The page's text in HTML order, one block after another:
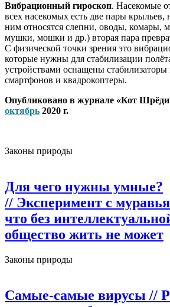
Вибрационный гироскоп. Насекомые
всех насекомых есть две пары
ним относятся слепни, оводы, комары,
мушки, мошки и др.) вторая пара
С физической точки зрения это
которые нужны для стабилизации
устройствами оснащены
смартфонов и квадрокоптеры.
Опубликовано в журнале «Кот
октябрь 2020 г.
Законы природы
Для чего нужны умные?
// Эксперимент с
что без
общество жить не может
Законы природы
Самые-самые вирусы //